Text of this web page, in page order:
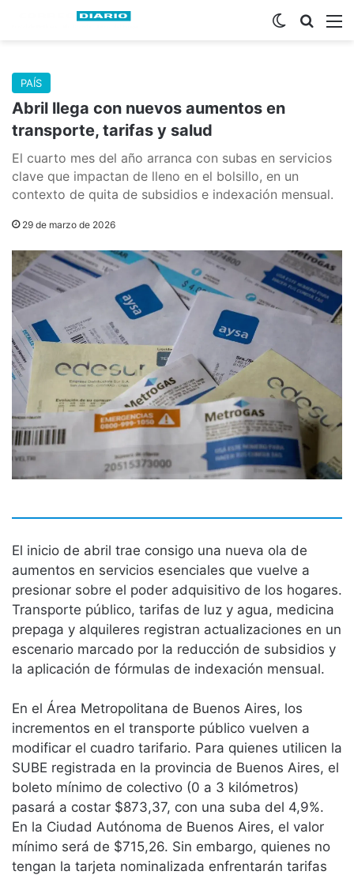
Buscar
Switch skin
PAÍS
Abril llega con nuevos aumentos en
transporte, tarifas y salud
El cuarto mes del año arranca con subas en servicios
clave que impactan de lleno en el bolsillo, en un
contexto de quita de subsidios e indexación mensual.
29 de marzo de 2026
El inicio de abril trae consigo una nueva ola de
aumentos en servicios esenciales que vuelve a
presionar sobre el poder adquisitivo de los hogares.
Transporte público, tarifas de luz y agua, medicina
prepaga y alquileres registran actualizaciones en un
escenario marcado por la reducción de subsidios y
la aplicación de fórmulas de indexación mensual.
En el Área Metropolitana de Buenos Aires, los
incrementos en el transporte público vuelven a
modificar el cuadro tarifario. Para quienes utilicen la
SUBE registrada en la provincia de Buenos Aires, el
boleto mínimo de colectivo (0 a 3 kilómetros)
pasará a costar $873,37, con una suba del 4,9%.
En la Ciudad Autónoma de Buenos Aires, el valor
mínimo será de $715,26. Sin embargo, quienes no
tengan la tarjeta nominalizada enfrentarán tarifas